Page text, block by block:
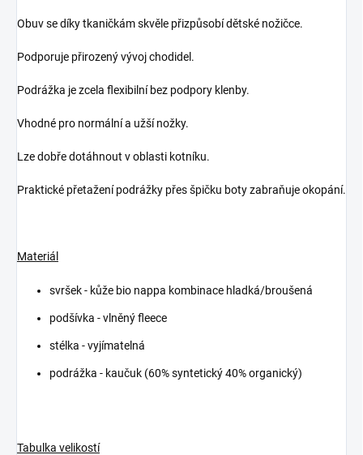
Obuv se díky tkaničkám skvěle přizpůsobí dětské nožičce.
Podporuje přirozený vývoj chodidel.
Podrážka je zcela flexibilní bez podpory klenby.
Vhodné pro normální a užší nožky.
Lze dobře dotáhnout v oblasti kotníku.
Praktické přetažení podrážky přes špičku boty zabraňuje okopání.
Materiál
svršek - kůže bio nappa kombinace hladká/broušená
podšívka - vlněný fleece
stélka - vyjímatelná
podrážka - kaučuk (60% syntetický 40% organický)
Tabulka velikostí